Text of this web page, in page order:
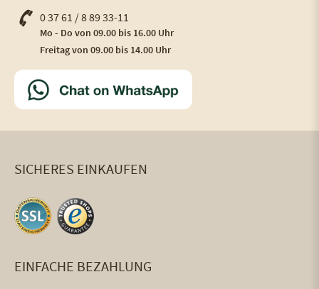
0 37 61 / 8 89 33-11
Mo - Do von 09.00 bis 16.00 Uhr
Freitag von 09.00 bis 14.00 Uhr
SICHERES EINKAUFEN
EINFACHE BEZAHLUNG